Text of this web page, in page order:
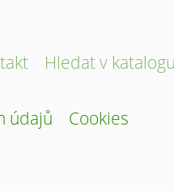
Hledat v
údajů Cookies